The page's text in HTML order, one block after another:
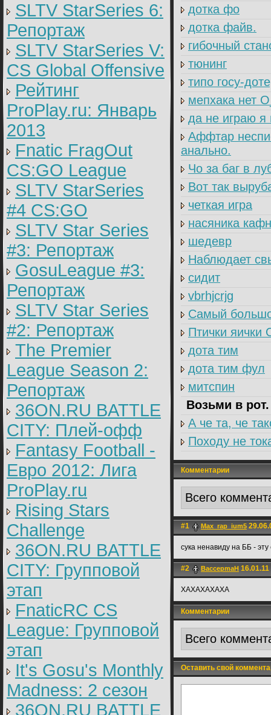
SLTV StarSeries 6:
Репортаж
SLTV StarSeries V:
CS Global Offensive
Рейтинг
ProPlay.ru: Январь
2013
Fnatic FragOut
CS:GO League
SLTV StarSeries
#4 CS:GO
SLTV Star Series
#3: Репортаж
GosuLeague #3:
Репортаж
SLTV Star Series
#2: Репортаж
The Premier
League Season 2:
Репортаж
36ON.RU BATTLE
CITY: Плей-офф
Fantasy Football -
Евро 2012: Лига
ProPlay.ru
Rising Stars
Challenge
36ON.RU BATTLE
CITY: Групповой
этап
FnaticRC CS
League: Групповой
этап
It's Gosu's Monthly
Madness: 2 сезон
36ON.RU BATTLE
дотка фо
дотка файв.
гибочный
тюнинг
типо госу-
мепхака нет
да не играю я
Аффтар
анально.
Чо за баг в
Вот так
четкая игра
насяника
шедевр
Наблюдает
сидит
vbrhjcrjg
Самый
Птички яички
дота тим
дота тим фул
митспин
Возьми в рот.
А че та, че
Походу не
Комментарии
Всего
#1 Max_rap_ium5
сука ненавиду на ББ -
#2 BaccepmaH
ХАХАХАХАХА
Комментарии
Всего
Оставить свой